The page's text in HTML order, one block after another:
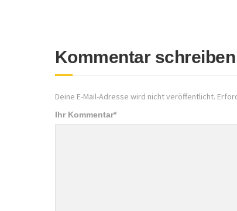
Kommentar schreiben
Deine E-Mail-Adresse wird nicht veröffentlicht.
Ihr Kommentar*